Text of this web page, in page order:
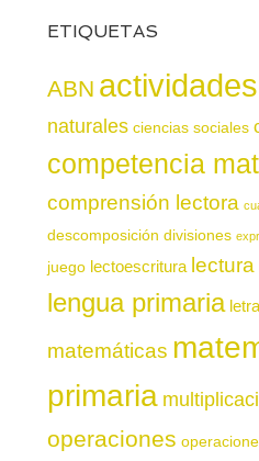
ETIQUETAS
ABN actividades
naturales ciencias sociales
competencia
comprensión lectora
descomposición divisiones
juego lectoescritura lectura
lengua primaria
matemáticas
primaria
operaciones